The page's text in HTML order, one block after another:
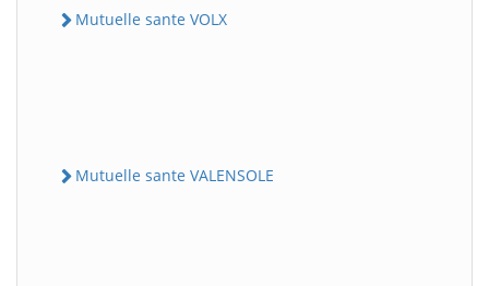
Mutuelle sante VOLX
Mutuelle sante VALENSOLE